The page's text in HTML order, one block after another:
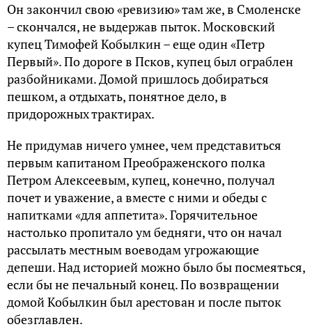
Он закончил свою «ревизию» там же, в Смоленске
– скончался, не выдержав пыток. Московский
купец Тимофей Кобылкин – еще один «Петр
Первый». По дороге в Псков, купец был ограблен
разбойниками. Домой пришлось добираться
пешком, а отдыхать, понятное дело, в
придорожных трактирах.
Не придумав ничего умнее, чем представиться
первым капитаном Преображенского полка
Петром Алексеевым, купец, конечно, получал
почет и уважение, а вместе с ними и обеды с
напитками «для аппетита». Горячительное
настолько пропитало ум бедняги, что он начал
рассылать местным воеводам угрожающие
депеши. Над историей можно было бы посмеяться,
если бы не печальный конец. По возвращении
домой Кобылкин был арестован и после пыток
обезглавлен.